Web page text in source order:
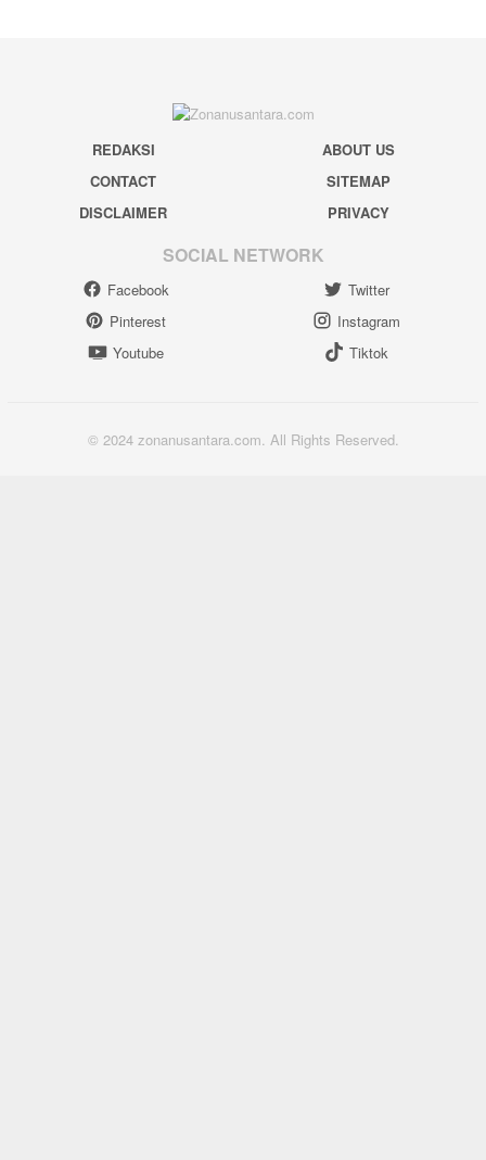
REDAKSI
ABOUT US
CONTACT
SITEMAP
DISCLAIMER
PRIVACY
SOCIAL NETWORK
Facebook
Twitter
Pinterest
Instagram
Youtube
Tiktok
© 2024 zonanusantara.com. All Rights Reserved.